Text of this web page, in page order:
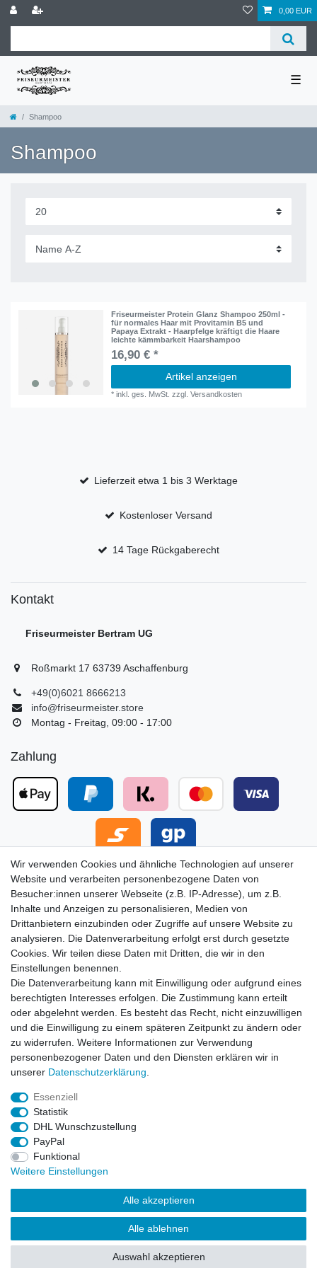
0,00 EUR
☰
Shampoo
Shampoo
Friseurmeister Protein Glanz Shampoo 250ml -
für normales Haar mit Provitamin B5 und
Papaya Extrakt - Haarpfelge kräftigt die Haare
leichte kämmbarkeit Haarshampoo
16,90 € *
Artikel anzeigen
*inkl. ges. MwSt. zzgl.Versandkosten
Lieferzeit etwa 1 bis 3 Werktage
Kostenloser Versand
14 Tage Rückgaberecht
Kontakt
Friseurmeister Bertram UG
Roßmarkt 17 63739 Aschaffenburg
+49(0)6021 8666213
info@friseurmeister.store
Montag - Freitag, 09:00 - 17:00
Zahlung
Newsletter
Melde Dich hier für exklusive Angebote an.
Abmeldung jederzeit möglich.
VORNAME NACHNAME
E-MAIL **
Hiermit bestätige ich, dass ich dieDaten­schutz­erklärunggelesen habe. Meine
Einwilligung kann ich jederzeit widerrufen.**
Abonnieren
Widerrufs­recht Widerrufs­formular
Daten­schutz­erklärung
Wir verwenden Cookies und ähnliche Technologien auf unserer
Website und verarbeiten personenbezogene Daten von
Besucher:innen unserer Webseite (z.B. IP-Adresse), um z.B.
Inhalte und Anzeigen zu personalisieren, Medien von
Drittanbietern einzubinden oder Zugriffe auf unsere Website zu
analysieren. Die Datenverarbeitung erfolgt erst durch gesetzte
Cookies. Wir teilen diese Daten mit Dritten, die wir in den
Einstellungen benennen.
Die Datenverarbeitung kann mit Einwilligung oder aufgrund eines
berechtigten Interesses erfolgen. Die Zustimmung kann erteilt
oder abgelehnt werden. Es besteht das Recht, nicht einzuwilligen
und die Einwilligung zu einem späteren Zeitpunkt zu ändern oder
zu widerrufen. Weitere Informationen zur Verwendung
personenbezogener Daten und den Diensten erklären wir in
unserer Daten­schutz­erklärung
Essenziell
Statistik
DHL Wunschzustellung
PayPal
Funktional
Weitere Einstellungen
Alle akzeptieren
Alle ablehnen
Auswahl akzeptieren